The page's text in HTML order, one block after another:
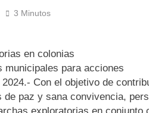
3 Minutos
en colonias
municipales para acciones
2024.- Con el objetivo de
paz y sana convivencia,